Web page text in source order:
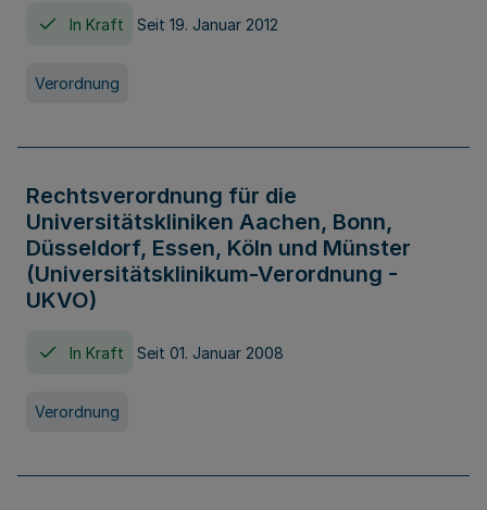
In Kraft Seit 19. Januar 2012
Verordnung
Rechtsverordnung für die
Universitätskliniken Aachen, Bonn,
Düsseldorf, Essen, Köln und Münster
(Universitätsklinikum-Verordnung -
UKVO)
In Kraft Seit 01. Januar 2008
Verordnung